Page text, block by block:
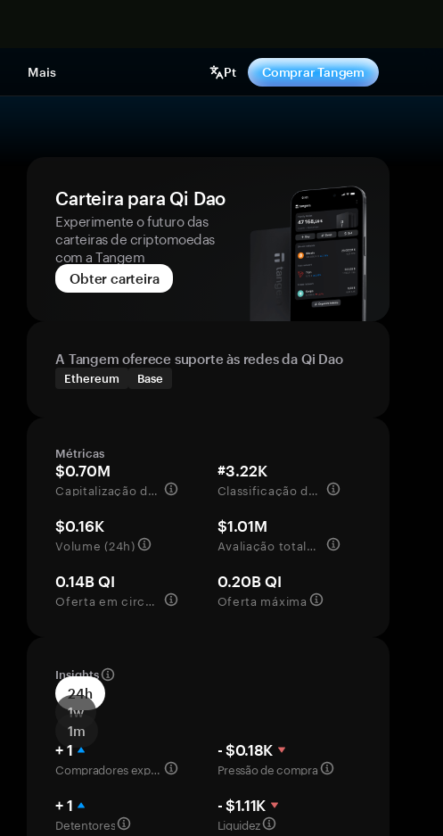
Mais Pt Comprar Tangem
Carteira para Qi Dao
Experimente o futuro das
carteiras de criptomoedas
com a Tangem
Obter carteira
A Tangem oferece suporte às redes da Qi Dao
Ethereum Base
Métricas
$0.70M
Capitalização de mercado
#3.22K
Classificação de mercado
$0.16K
Volume (24h)
$1.01M
Avaliação totalmente diluída
0.14B QI
Oferta em circulação
0.20B QI
Oferta máxima
Insights
24h
1w
1m
+ 1
Compradores experientes
- $0.18K
Pressão de compra
+ 1
Detentores
- $1.11K
Liquidez